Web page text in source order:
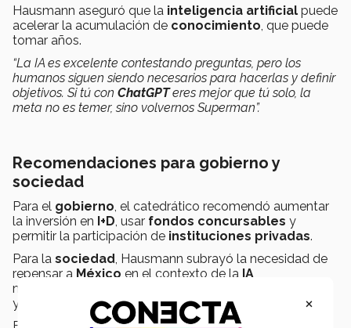
Hausmann aseguró que la inteligencia artificial puede
acelerar la acumulación de conocimiento , que puede
tomar años.
“La IA es excelente contestando preguntas, pero los
humanos siguen siendo necesarios para hacerlas y definir
objetivos. Si tú con ChatGPTeres mejor que tú solo, la
meta no es temer, sino volvernos Superman”.
Recomendaciones para gobierno y
sociedad
Para el gobierno , el catedrático recomendó aumentar
la inversión en I+D , usar fondos concursables y
permitir la participación de instituciones privadas.
Para la sociedad , Hausmann subrayó la necesidad de
repensar a México en el contexto de la IA
mejorando
y
producción.
×